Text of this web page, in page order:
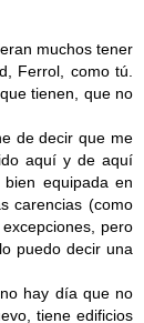
muchos tener
Ferrol, como tú.
tienen, que no
de decir que me
aquí y de aquí
equipada en
carencias (como
pero
puedo decir una
hay día que no
tiene edificios